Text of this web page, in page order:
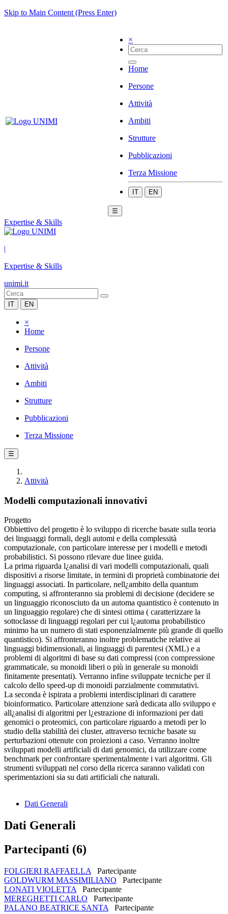
Skip to Main Content (Press Enter)
×
Home
Persone
Attività
Ambiti
Strutture
Pubblicazioni
Terza Missione
IT EN
☰
Expertise & Skills
|
Expertise & Skills
unimi.it
IT EN
×
Home
Persone
Attività
Ambiti
Strutture
Pubblicazioni
Terza Missione
☰
Attività
Modelli computazionali innovativi
Progetto
Obbiettivo del progetto è lo sviluppo di ricerche basate sulla teoria
dei linguaggi formali, degli automi e della complessità
computazionale, con particolare interesse per i modelli e metodi
probabilistici. Si possono rilevare due linee guida.
La prima riguarda l¿analisi di vari modelli computazionali, quali
dispositivi a risorse limitate, in termini di proprietà combinatorie dei
linguaggi associati. In particolare, nell¿ambito della quantum
computing, si affronteranno sia problemi di decisione (decidere se
un linguaggio riconosciuto da un automa quantistico è contenuto in
un linguaggio regolare) che di sintesi ottima ( caratterizzare la
sottoclasse di linguaggi regolari per cui l¿automa probabilistico
minimo ha un numero di stati esponenzialmente più grande di quello
quantistico). Si affronteranno inoltre problematiche relative ai
linguaggi bidimensionali, ai linguaggi di parentesi (XML) e a
problemi di algoritmi di base su dati compressi (con compressione
grammaticale, su monoidi liberi o più in generale su monoidi
finitamente presentati). Verranno infine sviluppate tecniche per il
calcolo dello speed-up di monoidi parzialmente commutativi.
La seconda è ispirata a problemi interdisciplinari di carattere
bioinformatico. Particolare attenzione sarà dedicata allo sviluppo e
all¿analisi di algoritmi per l¿estrazione di informazioni per dati
genomici o proteomici, con particolare riguardo a metodi per lo
studio della stabilità dei cluster, attraverso tecniche basate su
perturbazioni ottenute con proiezioni a caso. Verranno inoltre
sviluppati modelli artificiali di dati genomici, da utilizzare come
benchmark per confrontare sperimentalmente i vari algoritmi. Gli
strumenti sviluppati nel corso della ricerca saranno validati con
sperimentazioni sia su dati artificiali che naturali.
Dati Generali
Dati Generali
Partecipanti (6)
FOLGIERI RAFFAELLA
Partecipante
GOLDWURM MASSIMILIANO
Partecipante
LONATI VIOLETTA
Partecipante
MEREGHETTI CARLO
Partecipante
PALANO BEATRICE SANTA
Partecipante